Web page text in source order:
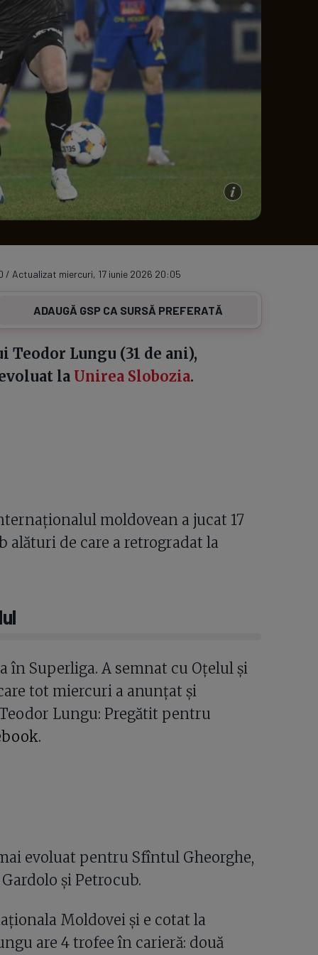
Meciuri Clasament
Actualizat miercuri, 17 iunie 2026 20:05
ADAUGĂ GSP CA SURSĂ PREFERATĂ
Lungu (31 de ani),
la Unirea Slobozia.
moldovean a jucat 17
alături de care a retrogradat la
în Superliga. A semnat cu Oțelul și
tot miercuri a anunțat și
Lungu: Pregătit pentru
.
evoluat pentru Sfîntul Gheorghe,
și Petrocub.
Moldovei și e cotat la
are 4 trofee în carieră: două